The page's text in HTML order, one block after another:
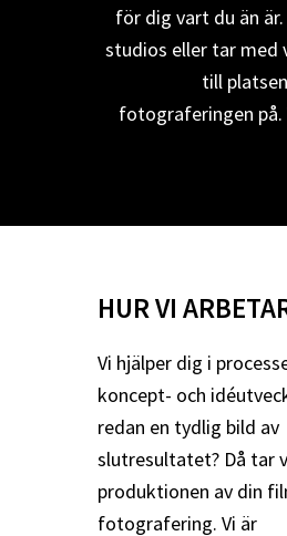
för dig vart du än
studios eller tar med
till
fotograferingen på.
HUR VI
Vi hjälper dig i
koncept- och
redan en tydlig bild av
slutresultatet? Då tar
produktionen av din
fotografering. Vi är